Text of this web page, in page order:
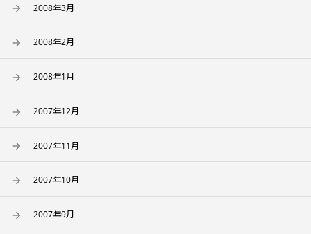
2008年3月
2008年2月
2008年1月
2007年12月
2007年11月
2007年10月
2007年9月